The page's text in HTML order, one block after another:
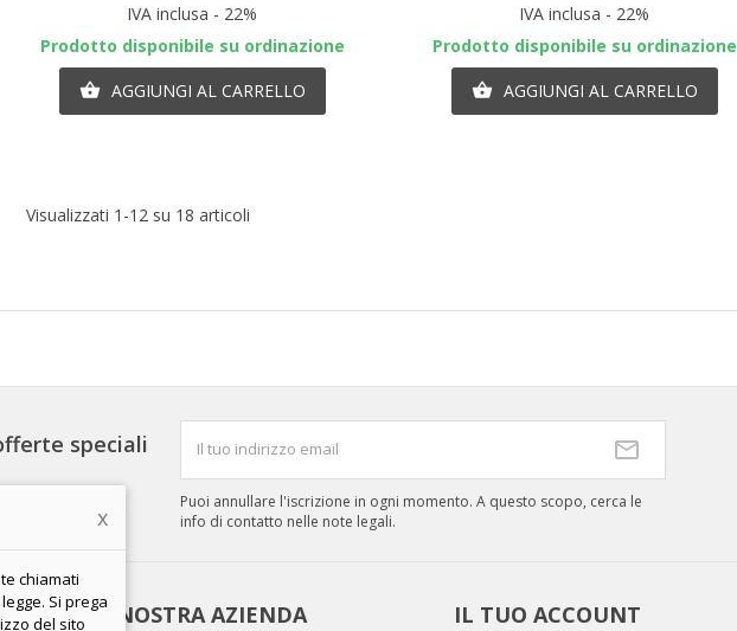
IVA inclusa - 22%
Prodotto disponibile su ordinazione
 AGGIUNGI AL CARRELLO
IVA inclusa - 22%
Prodotto disponibile su ordinazione
 AGGIUNGI AL CARRELLO
Visualizzati 1-12 su 18 articoli
speciali
Puoi annullare l'iscrizione in ogni momento. A questo scopo, cerca le
info di contatto nelle note legali.
LA NOSTRA AZIENDA IL TUO ACCOUNT
x
chiamati
Si prega
del sito